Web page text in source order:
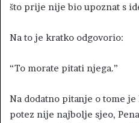
što prije nije bio upoznat s
Na to je kratko odgovorio:
“To morate pitati njega.”
Na dodatno pitanje o tome
potez nije najbolje sjeo,